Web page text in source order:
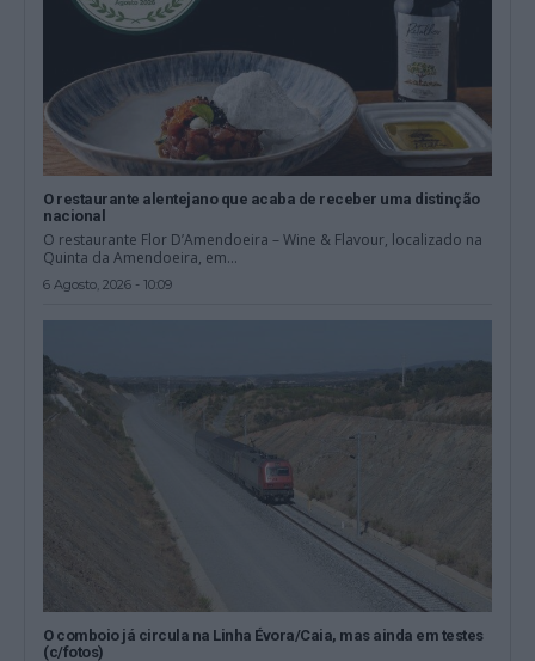
O restaurante alentejano que acaba de receber uma distinção
nacional
O restaurante Flor D’Amendoeira – Wine & Flavour, localizado na
Quinta da Amendoeira, em...
6 Agosto, 2026 - 10:09
O comboio já circula na Linha Évora/Caia, mas ainda em testes
(c/fotos)